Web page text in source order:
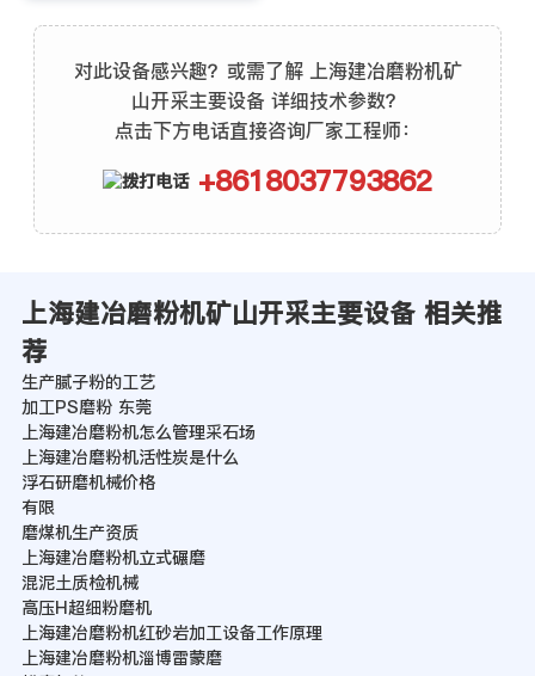
对此设备感兴趣？或需了解 上海建冶磨粉机矿
山开采主要设备 详细技术参数？
点击下方电话直接咨询厂家工程师：
+8618037793862
上海建冶磨粉机矿山开采主要设备 相关推
荐
生产腻子粉的工艺
加工PS磨粉 东莞
上海建冶磨粉机怎么管理采石场
上海建冶磨粉机活性炭是什么
浮石研磨机械价格
有限
磨煤机生产资质
上海建冶磨粉机立式碾磨
混泥土质检机械
高压H超细粉磨机
上海建冶磨粉机红砂岩加工设备工作原理
上海建冶磨粉机淄博雷蒙磨